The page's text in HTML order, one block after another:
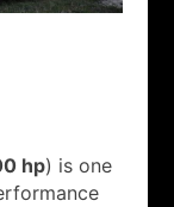
hp) is one